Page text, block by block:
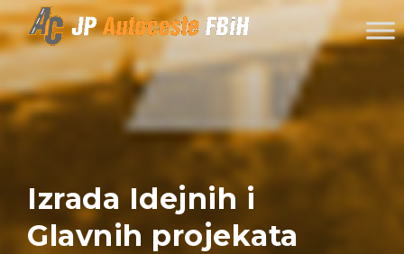
Skip to content
Izrada Idejnih i
Glavnih projekata